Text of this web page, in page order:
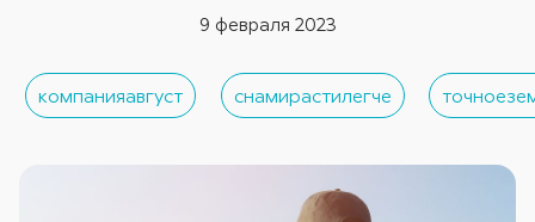
9 февраля 2023
компанияавгуст снамирастилегче